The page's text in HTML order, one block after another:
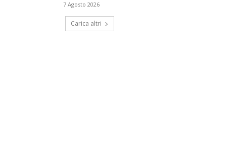
7 Agosto 2026
Carica altri